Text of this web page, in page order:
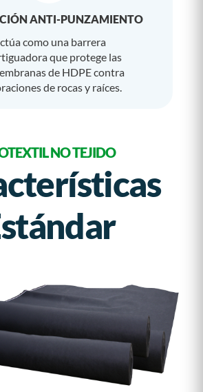
ANTI-PUNZAMIENTO
como una barrera
que protege las
de HDPE contra
de rocas y raíces.
NO TEJIDO